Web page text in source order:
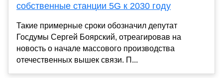
собственные станции 5G к 2030 году
Такие примерные сроки обозначил депутат
Госдумы Сергей Боярский, отреагировав на
новость о начале массового производства
отечественных вышек связи. П...